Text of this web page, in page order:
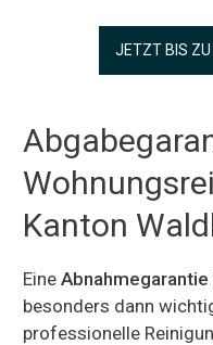
JETZT BIS ZU
Kanton
Eine Abnahmegarantie
besonders dann
professionelle